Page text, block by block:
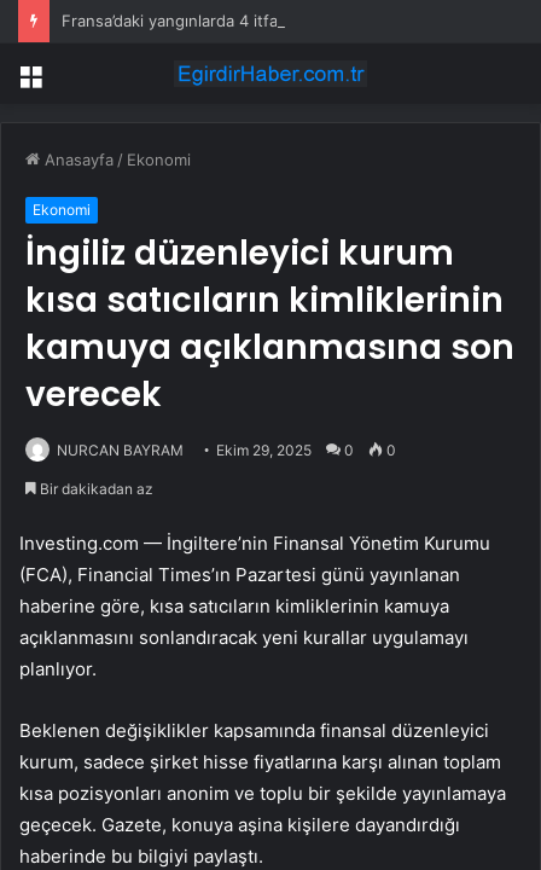
Fransa’daki yangınlarda 4 itfaiye eri hayatını kaybetti
Menü
Anasayfa / Ekonomi
Ekonomi
İngiliz düzenleyici kurum
kısa satıcıların kimliklerinin
kamuya açıklanmasına son
verecek
NURCAN BAYRAM Ekim 29, 2025 0 0
Bir dakikadan az
Investing.com — İngiltere’nin Finansal Yönetim Kurumu
(FCA), Financial Times’ın Pazartesi günü yayınlanan
haberine göre, kısa satıcıların kimliklerinin kamuya
açıklanmasını sonlandıracak yeni kurallar uygulamayı
planlıyor.
Beklenen değişiklikler kapsamında finansal düzenleyici
kurum, sadece şirket hisse fiyatlarına karşı alınan toplam
kısa pozisyonları anonim ve toplu bir şekilde yayınlamaya
geçecek. Gazete, konuya aşina kişilere dayandırdığı
haberinde bu bilgiyi paylaştı.